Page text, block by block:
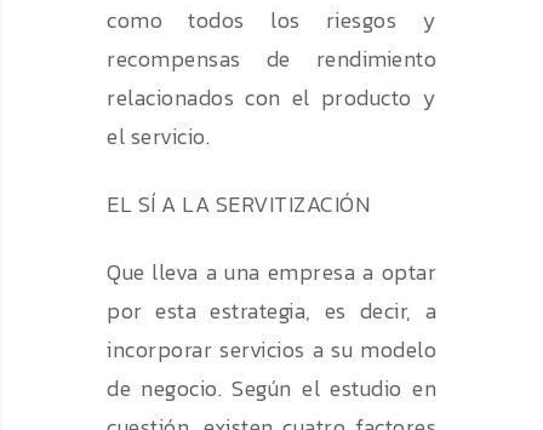
como todos los riesgos y
recompensas de rendimiento
relacionados con el producto y
el servicio.
EL SÍ A LA SERVITIZACIÓN
Que lleva a una empresa a optar
por esta estrategia, es decir, a
incorporar servicios a su modelo
de negocio. Según el estudio en